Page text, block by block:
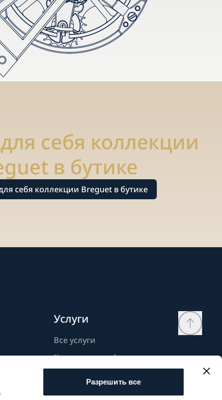
Разрешить все
себя коллекции
в бутике
себя коллекции Breguet в бутике
Услуги
Все услуги
Контактная информация